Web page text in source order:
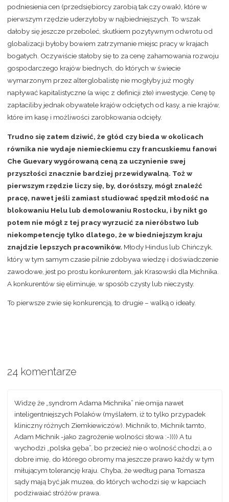
podniesienia cen (przedsiębiorcy zarobią tak czy owak), które w
pierwszym rzędzie uderzyłoby w najbiedniejszych. To wszak
dałoby się jeszcze przeboleć, skutkiem pozytywnym odwrotu od
globalizacji byłoby bowiem zatrzymanie miejsc pracy w krajach
bogatych. Oczywiście stałoby się to za cenę zahamowania rozwoju
gospodarczego krajów biednych, do których w świecie
wymarzonym przez alterglobalistę nie mogłyby już mogły
napływać kapitalistyczne (a więc z definicji złe) inwestycje. Cenę tę
zapłaciliby jednak obywatele krajów odciętych od kasy, a nie krajów,
które im kasę i możliwości zarobkowania odcięły.
Trudno się zatem dziwić, że głód czy bieda w okolicach
równika nie wydaje niemieckiemu czy francuskiemu fanowi
Che Guevary wygórowaną ceną za uczynienie swej
przyszłości znacznie bardziej przewidywalną. Toż w
pierwszym rzędzie liczy się, by, dorósłszy, mógł znaleźć
pracę, nawet jeśli zamiast studiować spędził młodość na
blokowaniu Helu lub demolowaniu Rostocku, i by nikt go
potem nie mógł z tej pracy wyrzucić za nieróbstwo lub
niekompetencję tylko dlatego, że w biedniejszym kraju
znajdzie lepszych pracowników. Młody Hindus lub Chińczyk,
który w tym samym czasie pilnie zdobywa wiedzę i doświadczenie
zawodowe, jest po prostu konkurentem, jak Krasowski dla Michnika.
A konkurentów się eliminuje, w sposób czysty lub nieczysty.
To pierwsze zwie się konkurencją, to drugie – walką o ideały.
24 komentarze
Widzę że „syndrom Adama Michnika” nie omija nawet
inteligentniejszych Polaków (myślałem, iż to tylko przypadek
kliniczny różnych Ziemkiewiczów). Michnik to, Michnik tamto,
Adam Michnik -jako zagrożenie wolności słowa :-)))) A tu
wychodzi „polska gęba”, bo przecież nie o wolność chodzi, a o
dobre imię, do którego obromy ma jeszcze prawo każdy w tym
miłującym tolerancję kraju. Chyba, że według pana Tomasza
sądy mają być jak muzea, do których wchodzi się w kapciach
podziwaiać stróżów prawa.